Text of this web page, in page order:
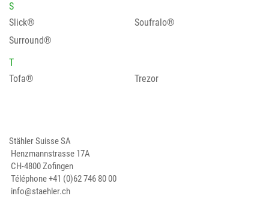
S
Slick®
Soufralo®
Surround®
T
Tofa®
Trezor
Stähler Suisse SA
Henzmannstrasse 17A
CH-4800 Zofingen
Téléphone+41 (0)62 746 80 00
info@staehler.ch